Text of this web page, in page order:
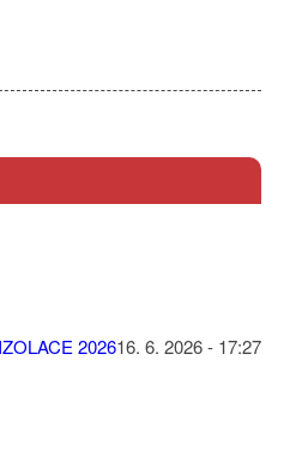
202616. 6. 2026 - 17:27